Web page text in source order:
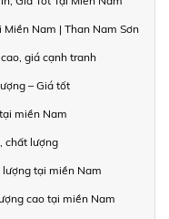
Nam | Than Nam Sơn
giá cạnh tranh
– Giá tốt
miền Nam
chất lượng
lượng tại miền Nam
cao tại miền Nam